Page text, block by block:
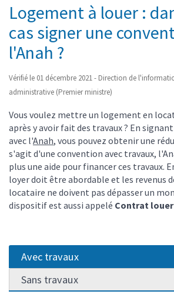
Logement à louer :
cas signer une
l'Anah ?
Vérifié le 01 décembre 2021 - Direction de
administrative (Premier ministre)
Vous voulez mettre un logement en
après y avoir fait des travaux ? En
avec l'Anah, vous pouvez obtenir une
s'agit d'une convention avec travaux,
plus une aide pour financer ces travaux.
loyer doit être abordable et les revenus
locataire ne doivent pas dépasser un
dispositif est aussi appelé Contrat
Avec travaux
Sans travaux